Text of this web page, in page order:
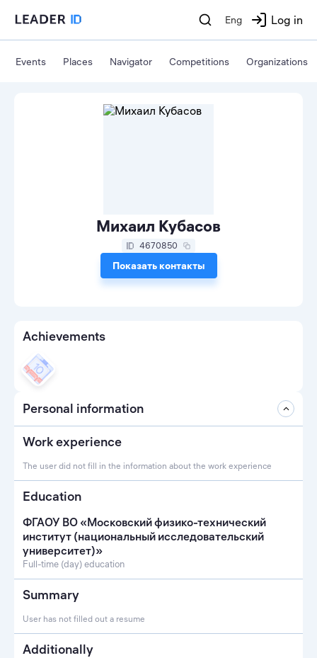
Eng Log in
Events Places Navigator Competitions Organizations
Михаил Кубасов
4670850
Показать контакты
Achievements
Personal information
Work experience
The user did not fill in the information about the work experience
Education
ФГАОУ ВО «Московский физико-технический
институт (национальный исследовательский
университет)»
Full-time (day) education
Summary
User has not filled out a resume
Additionally